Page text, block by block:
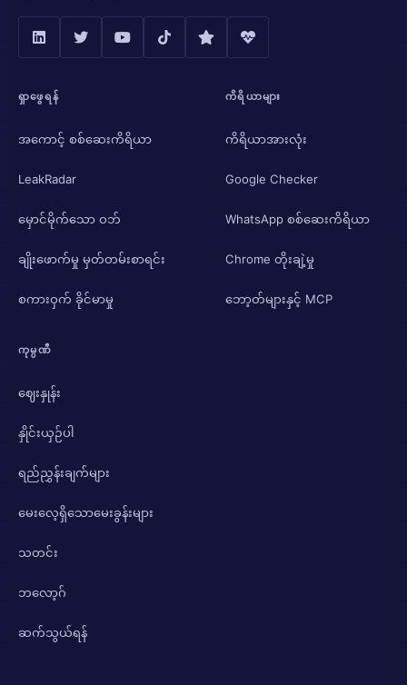
ရှာဖွေရန်
အကောင့် စစ်ဆေးကိရိယာ
LeakRadar
မှောင်မိုက်သော ဝဘ်
ချိုးဖောက်မှု မှတ်တမ်းစာရင်း
စကားဝှက် ခိုင်မာမှု
ကိရိယာများ
ကိရိယာအားလုံး
Google Checker
WhatsApp စစ်ဆေးကိရိယာ
Chrome တိုးချဲ့မှု
ဘော့တ်များနှင့် MCP
ကုမ္ပဏီ
ဈေးနှုန်း
နှိုင်းယှဉ်ပါ
ရည်ညွှန်းချက်များ
မေးလေ့ရှိသောမေးခွန်းများ
သတင်း
ဘလော့ဂ်
ဆက်သွယ်ရန်